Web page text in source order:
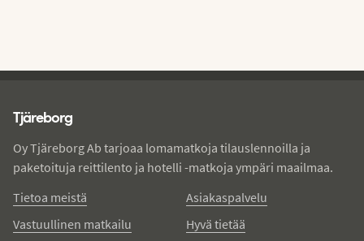
Tjäreborg
Oy Tjäreborg Ab tarjoaa lomamatkoja tilauslennoilla ja
paketoituja reittilento ja hotelli -matkoja ympäri maailmaa.
Tietoa meistä
Vastuullinen matkailu
Asiakaspalvelu
Hyvä tietää